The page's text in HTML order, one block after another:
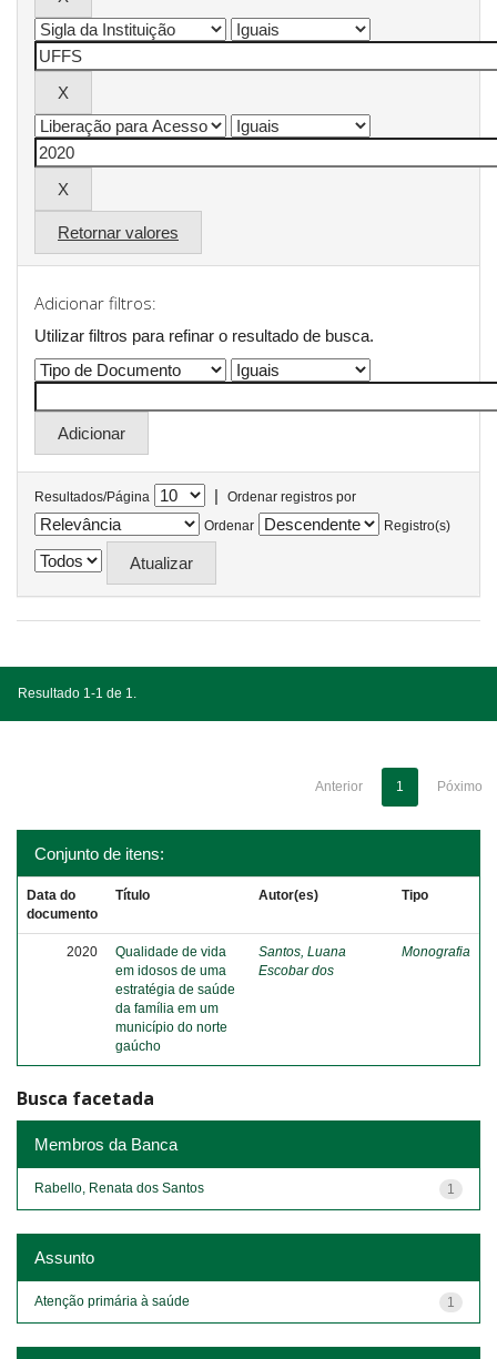
Retornar valores
Adicionar filtros:
Utilizar filtros para refinar o resultado de busca.
Resultados/Página |
Ordenar registros por
Ordenar
Registro(s)
Resultado 1-1 de 1.
Anterior 1 Póximo
Conjunto de itens:
Data do
documento
Título Autor(es) Tipo
2020
Qualidade de vida
em idosos de uma
estratégia de saúde
da família em um
município do norte
gaúcho
Santos, Luana
Escobar dos
Monografia
Busca facetada
Membros da Banca
1
Rabello, Renata dos Santos
Assunto
1
Atenção primária à saúde